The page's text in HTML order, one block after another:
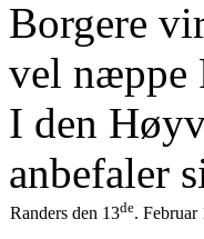
Borgere
vel næppe
I den
anbefaler
Randers den 13de. Februar